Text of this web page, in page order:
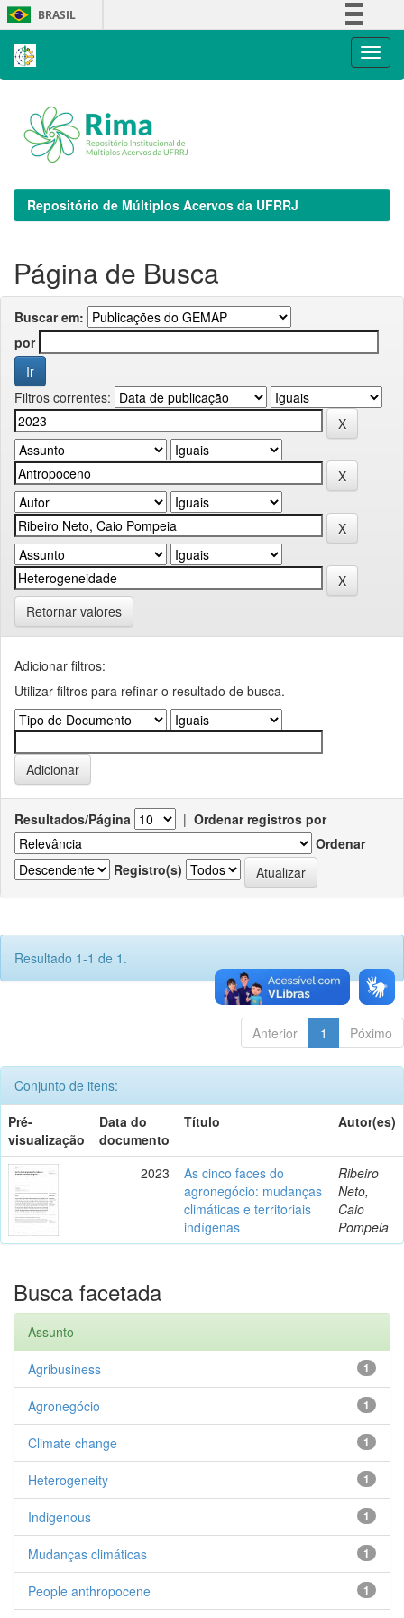
Skip
navigation
BRASIL
Repositório de Múltiplos Acervos da UFRRJ
Página de Busca
Buscar em:
por
Filtros correntes:
Retornar valores
Adicionar filtros:
Utilizar filtros para refinar o resultado de busca.
Resultados/Página | Ordenar registros por
Ordenar
Registro(s)
Resultado 1-1 de 1.
Anterior 1 Póximo
Conjunto de itens:
Pré-
visualização
Data do
documento
Título Autor(es)
2023
As cinco faces do
agronegócio: mudanças
climáticas e territoriais
indígenas
Ribeiro
Neto,
Caio
Pompeia
Busca facetada
Assunto
1
Agribusiness
1
Agronegócio
1
Climate change
1
Heterogeneity
1
Indigenous
1
Mudanças climáticas
1
People anthropocene